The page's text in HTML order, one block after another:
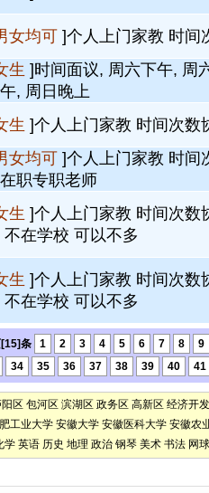
女均可 ]个人上门家教 时间
生 ]时间面议, 周六下午, 周
, 周日晚上
生 ]个人上门家教 时间次数
女均可 ]个人上门家教 时间
职专职老师
生 ]个人上门家教 时间次数
不在学校 可以不多
生 ]个人上门家教 时间次数
不在学校 可以不多
条 1 2 3 4 5 6 7 8
9
34 35 36 37 38 39 40 41
阳区 包河区 滨湖区 政务区 高新区 经济开
工业大学 安徽大学 安徽医科大学 安徽农
学 英语 历史 地理 政治 钢琴 美术 书法 网球